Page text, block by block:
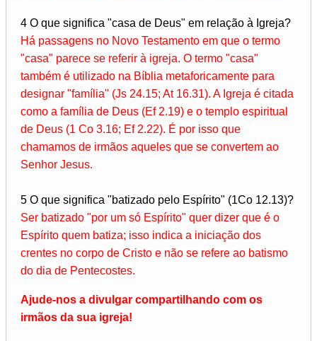
4 O que significa "casa de Deus" em relação à Igreja?
Há passagens no Novo Testamento em que o termo
"casa" parece se referir à igreja. O termo "casa"
também é utilizado na Bíblia metaforicamente para
designar "família" (Js 24.15; At 16.31). A Igreja é citada
como a família de Deus (Ef 2.19) e o templo espiritual
de Deus (1 Co 3.16; Ef 2.22). É por isso que
chamamos de irmãos aqueles que se convertem ao
Senhor Jesus.
5 O que significa "batizado pelo Espírito" (1Co 12.13)?
Ser batizado "por um só Espírito" quer dizer que é o
Espírito quem batiza; isso indica a iniciação dos
crentes no corpo de Cristo e não se refere ao batismo
do dia de Pentecostes.
Ajude-nos a divulgar compartilhando com os
irmãos da sua igreja!